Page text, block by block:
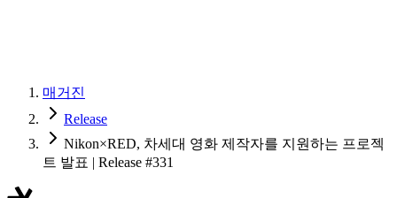
매거진
Release
Nikon×RED, 차세대 영화 제작자를 지원하는 프로젝
트 발표 | Release #331